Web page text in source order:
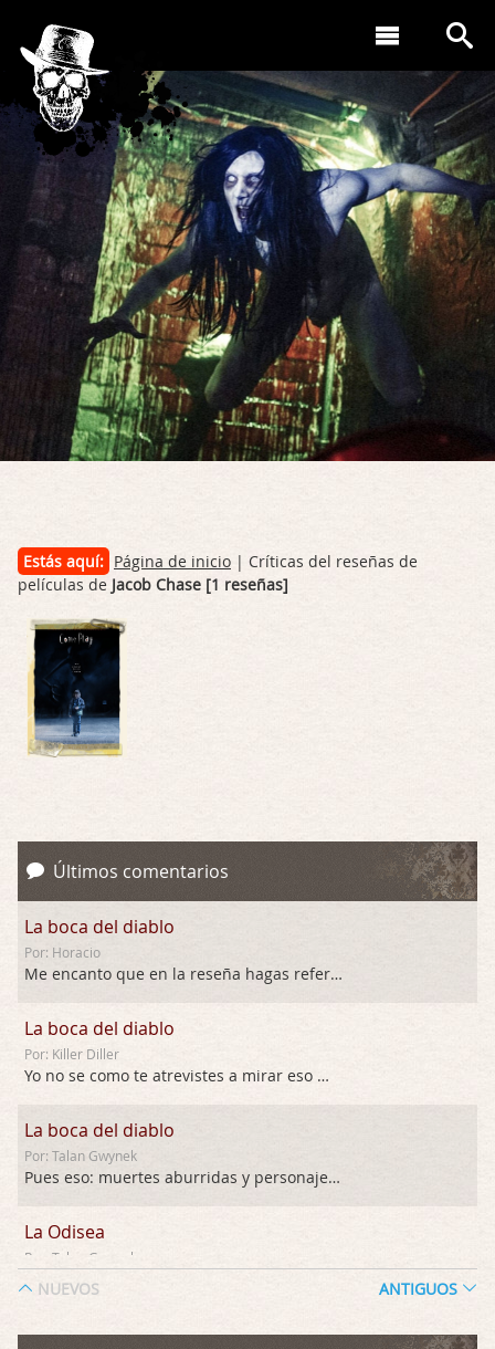
Estás aquí: Página de inicio | Críticas del reseñas de
películas de Jacob Chase [1 reseñas]
Últimos comentarios
La boca del diablo
Por: Horacio
Me encanto que en la reseña hagas referen …
La boca del diablo
Por: Killer Diller
Yo no se como te atrevistes a mirar eso …
La boca del diablo
Por: Talan Gwynek
Pues eso: muertes aburridas y personajes p …
La Odisea
Por: Talan Gwynek
La Odisea
NUEVOS ANTIGUOS